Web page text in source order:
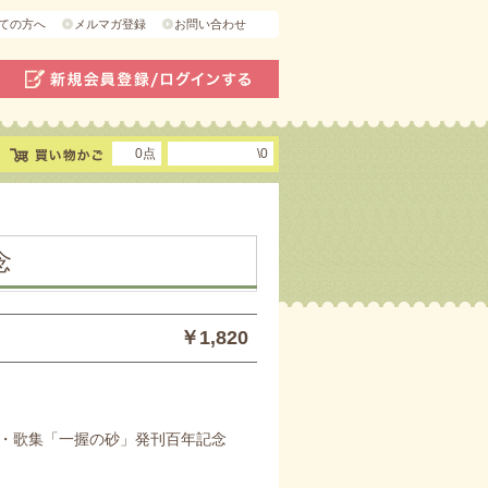
の方へ メルマガ登録 お問い合わせ
0点 \0
￥1,820
歌集「一握の砂」発刊百年記念